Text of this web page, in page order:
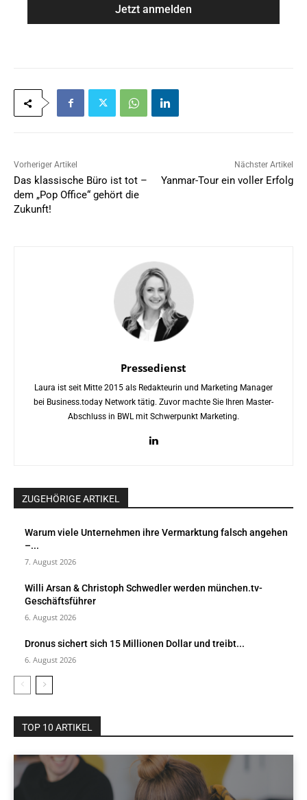
l
Vorheriger Artikel
Das klassische Büro ist tot –
dem „Pop Office“ gehört die
Zukunft!
Nächster Artikel
Yanmar-Tour ein voller Erfolg
Pressedienst
Laura ist seit Mitte 2015 als Redakteurin und Marketing Manager
bei Business.today Network tätig. Zuvor machte Sie Ihren Master-
Abschluss in BWL mit Schwerpunkt Marketing.
ZUGEHÖRIGE ARTIKEL
Warum viele Unternehmen ihre Vermarktung falsch angehen
–...
7. August 2026
Willi Arsan & Christoph Schwedler werden münchen.tv-
Geschäftsführer
6. August 2026
Dronus sichert sich 15 Millionen Dollar und treibt...
6. August 2026
TOP 10 ARTIKEL